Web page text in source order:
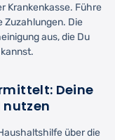
Krankenkasse. Führe
Zuzahlungen. Die
aus, die Du
Deine
über die